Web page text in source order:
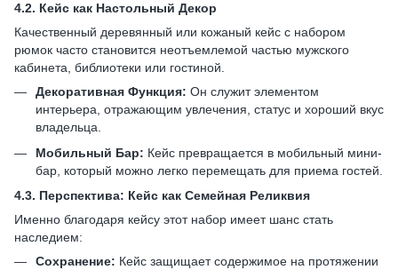
4.2. Кейс как Настольный Декор
Качественный деревянный или кожаный кейс с набором
рюмок часто становится неотъемлемой частью мужского
кабинета, библиотеки или гостиной.
Декоративная Функция: Он служит элементом
интерьера, отражающим увлечения, статус и хороший вкус
владельца.
Мобильный Бар: Кейс превращается в мобильный мини-
бар, который можно легко перемещать для приема гостей.
4.3. Перспектива: Кейс как Семейная Реликвия
Именно благодаря кейсу этот набор имеет шанс стать
наследием:
Сохранение: Кейс защищает содержимое на протяжении